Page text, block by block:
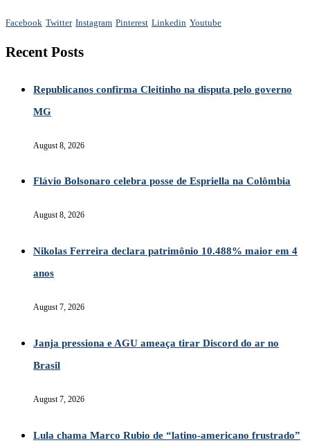
Facebook Twitter Instagram Pinterest Linkedin Youtube
Recent Posts
Republicanos confirma Cleitinho na disputa pelo governo
MG
August 8, 2026
Flávio Bolsonaro celebra posse de Espriella na Colômbia
August 8, 2026
Nikolas Ferreira declara patrimônio 10.488% maior em 4
anos
August 7, 2026
Janja pressiona e AGU ameaça tirar Discord do ar no
Brasil
August 7, 2026
Lula chama Marco Rubio de “latino-americano frustrado”